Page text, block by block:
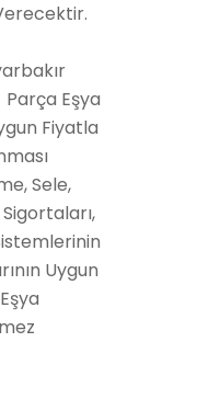
Eşya
Fiyatla
Sele,
Uygun